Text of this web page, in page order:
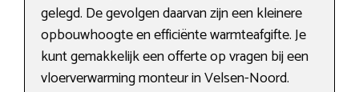
gelegd. De gevolgen daarvan zijn een kleinere
opbouwhoogte en efficiënte warmteafgifte. Je
kunt gemakkelijk een offerte op vragen bij een
vloerverwarming monteur in Velsen-Noord.